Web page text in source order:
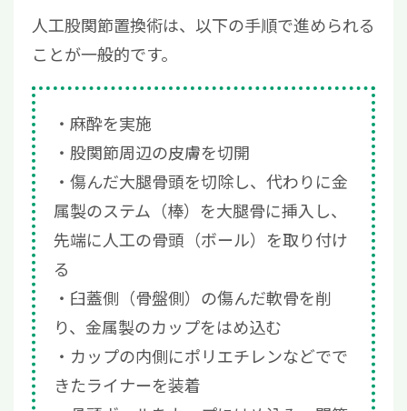
る？
7 人工股関節置換術後は、元の生活に戻るため
に適切なリハビリが重要
人工股関節置換術は、以下の手順で進められる
ことが一般的です。
麻酔を実施
股関節周辺の皮膚を切開
傷んだ大腿骨頭を切除し、代わりに金
属製のステム（棒）を大腿骨に挿入し、
先端に人工の骨頭（ボール）を取り付け
る
臼蓋側（骨盤側）の傷んだ軟骨を削
り、金属製のカップをはめ込む
カップの内側にポリエチレンなどでで
きたライナーを装着